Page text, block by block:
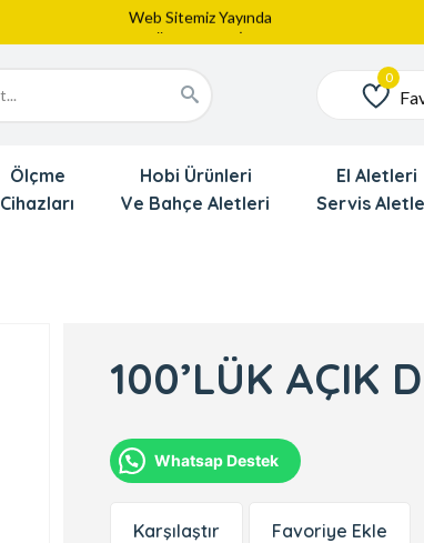
Web Sitemiz Yayında
Yeni Eklenen Ürünlerimizi İnceledinizmi ?
Favoriler
Ölçme
Cihazları
Hobi Ürünleri
Ve Bahçe Aletleri
El Aletleri
Servis
100’LÜK AÇIK
Whatsap Destek
Karşılaştır Favoriye Ekle